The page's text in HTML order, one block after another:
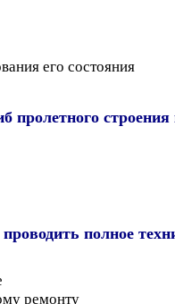
его состояния
полное
ремонту